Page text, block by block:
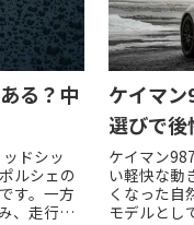
る？中
ドシッ
ルシェの
す。一方
、走行距
ケイマ
選びで後
ケイマン
い軽快な動
くなった自
モデルとし